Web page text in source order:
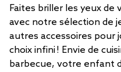
Faites briller les yeux
avec notre sélection de
autres accessoires pour
choix infini ! Envie de
barbecue, votre enfant